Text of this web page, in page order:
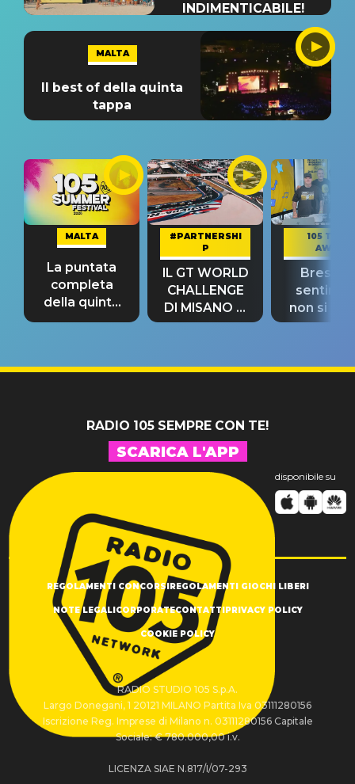
INDIMENTICABILE!
MALTA
Il best of della quinta
tappa
MALTA
La puntata
completa
della quinta
tappa
#PARTNERSHI
P
IL GT WORLD
CHALLENGE
DI MISANO si
riconferma
105 TAKE
AWAY
Bresh:
non si
fino alla
RADIO 105 SEMPRE CON TE!
SCARICA L'APP
disponibile su
REGOLAMENTI CONCORSIREGOLAMENTI GIOCHI LIBERI
NOTE LEGALICORPORATECONTATTIPRIVACY POLICY
COOKIE POLICY
RADIO STUDIO 105 S.p.A.
Largo Donegani, 1 20121 MILANO Partita Iva 03111280156
Iscrizione Reg. Imprese di Milano n. 03111280156 Capitale
Sociale: € 780.000,00 i.v.
LICENZA SIAE N.817/I/07-293